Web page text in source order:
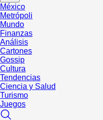
México
Metrópoli
Mundo
Finanzas
Análisis
Cartones
Gossip
Cultura
Tendencias
Ciencia y Salud
Turismo
Juegos